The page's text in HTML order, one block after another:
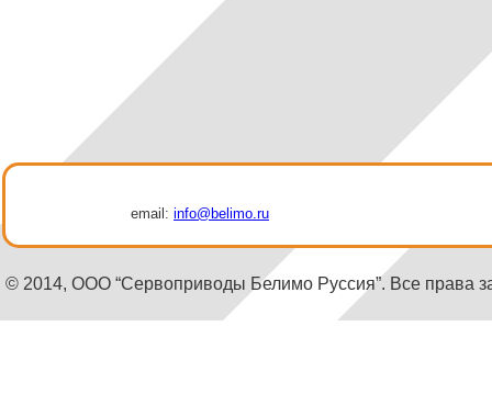
email: info@belimo.ru
© 2014, ООО “Сервоприводы Белимо Руссия”. Все права